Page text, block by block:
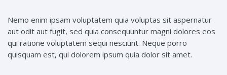
Nemo enim ipsam voluptatem quia voluptas sit aspernatur
aut odit aut fugit, sed quia consequuntur magni dolores eos
qui ratione voluptatem sequi nesciunt. Neque porro
quisquam est, qui dolorem ipsum quia dolor sit amet.